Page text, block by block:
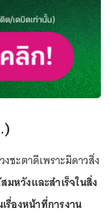
ชะตาดีเพราะมีดาวสิ่ง
มหวังและสำเร็จในสิ่ง
รื่องหน้าที่การงาน